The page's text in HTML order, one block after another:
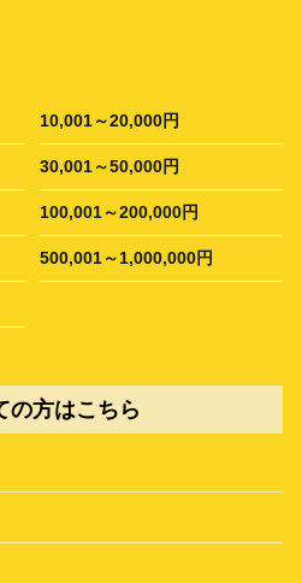
10,001～20,000円
30,001～50,000円
100,001～200,000円
500,001～1,000,000円
の方はこちら